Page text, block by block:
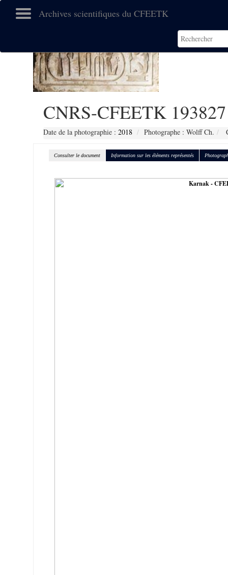
Archives scientifiques du CFEETK
CNRS-CFEETK 193827
Date de la photographie : 2018 Photographe : Wolff Ch.
Consulter le document Information sur les éléments représentés